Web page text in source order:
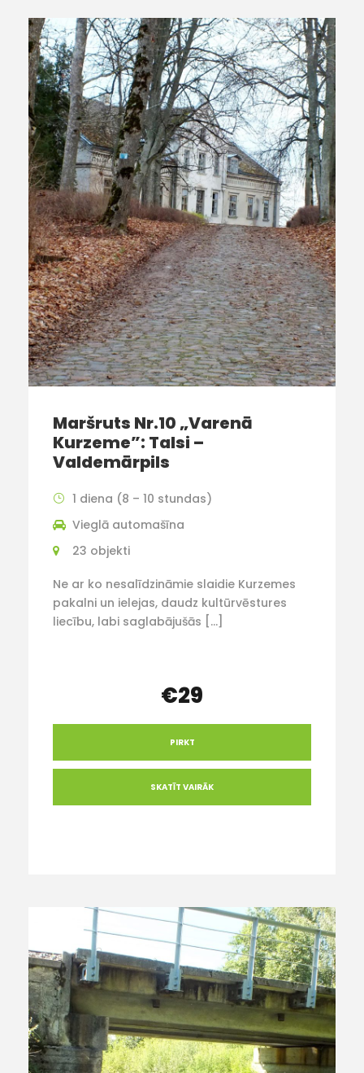
Maršruts Nr.10 „Varenā
Kurzeme”: Talsi –
Valdemārpils
1 diena (8 – 10 stundas)
Vieglā automašīna
23 objekti
Ne ar ko nesalīdzināmie slaidie Kurzemes
pakalni un ielejas, daudz kultūrvēstures
liecību, labi saglabājušās […]
€29
PIRKT
SKATĪT VAIRĀK